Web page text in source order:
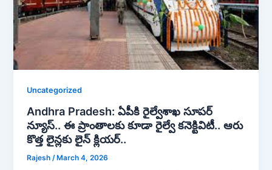
Uncategorized
Andhra Pradesh: ఏపీకి రైల్వేశాఖ సూపర్
న్యూస్.. ఈ ప్రాంతాలకు కూడా రైల్వే కనెక్టివిటీ.. ఆరు
కొత్త లైన్లకు లైన్ క్లియర్..
Rajesh/ March 4, 2026